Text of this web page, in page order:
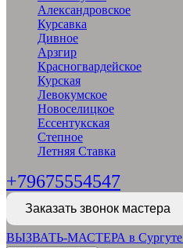
Александровское
Курсавка
Дивное
Арзгир
Красногвардейское
Курская
Левокумское
Новоселицкое
Ессентукская
Степное
Летняя Ставка
+79675554547
Заказать звонок мастера
ВЫЗВАТЬ-МАСТЕРА в Сургуте